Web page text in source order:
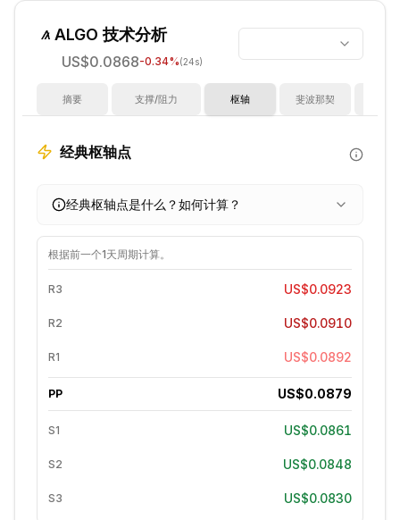
ALGO 技术分析
US$0.0868-0.34%(24s)
摘要 支撑/阻力 枢轴 斐波那契
经典枢轴点
经典枢轴点是什么？如何计算？
根据前一个1天周期计算。
R3 US$0.0923
R2 US$0.0910
R1 US$0.0892
PP US$0.0879
S1 US$0.0861
S2 US$0.0848
S3 US$0.0830